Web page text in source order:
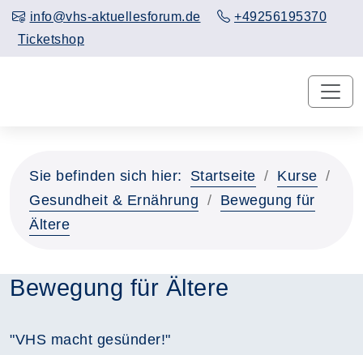
info@vhs-aktuellesforum.de
+49256195370
Ticketshop
Sie befinden sich hier: Startseite
Kurse
Gesundheit & Ernährung
Bewegung für
Ältere
Bewegung für Ältere
"VHS macht gesünder!"